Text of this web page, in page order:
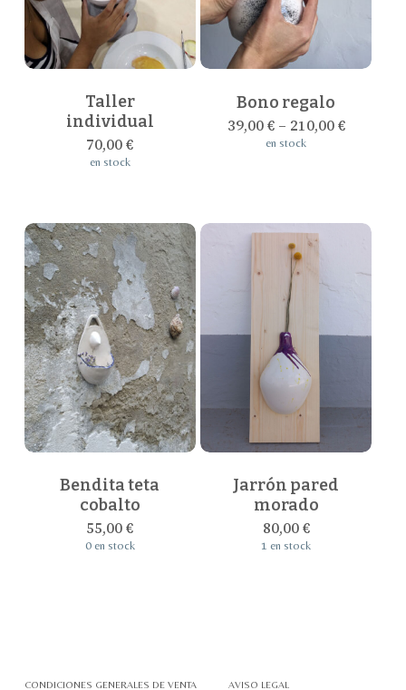
Taller
individual
70,00€
en stock
Este
producto
múltiples
variantes.
elegir
producto
Bono regalo
39,00€– 210,00€
en stock
Bendita teta
cobalto
55,00€
0 en stock
Jarrón pared
morado
80,00€
1 en stock
CONDICIONES GENERALES DE VENTA AVISO LEGAL